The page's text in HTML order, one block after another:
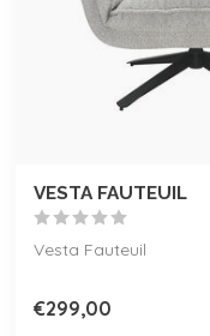
VESTA FAUTEUIL
Vesta Fauteuil
€299,00